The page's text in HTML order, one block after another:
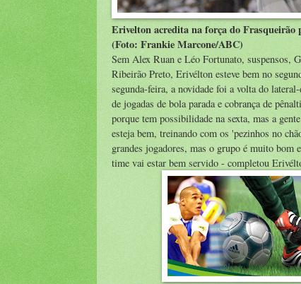
Erivelton acredita na força do Frasqueirão
(Foto: Frankie Marcone/ABC)
Sem Alex Ruan e Léo Fortunato, suspensos,
Ribeirão Preto, Erivélton esteve bem no
segunda-feira, a novidade foi a volta do
de jogadas de bola parada e cobrança de
porque tem possibilidade na sexta, mas a
esteja bem, treinando com os 'pezinhos no
grandes jogadores, mas o grupo é muito bom
time vai estar bem servido - completou